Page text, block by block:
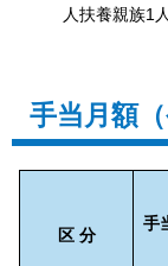
人扶養親族1
手当月額
区 分
手